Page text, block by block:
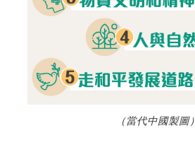
（當代中國製圖）